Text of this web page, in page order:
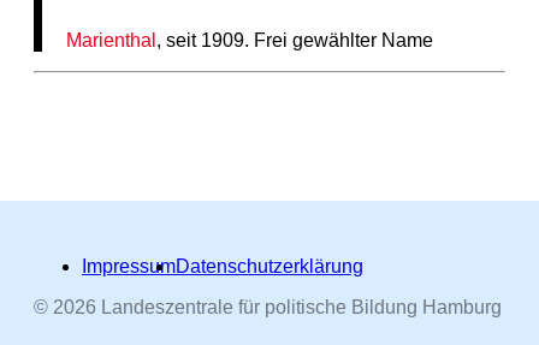
Marienthal , seit 1909. Frei gewählter Name
ImpressumDatenschutzerklärung
© 2026 Landeszentrale für politische Bildung Hamburg